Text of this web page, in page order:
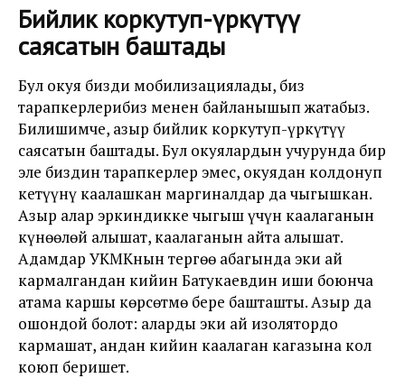
Бийлик коркутуп-үркүтүү
саясатын баштады
Бул окуя бизди мобилизациялады, биз
тарапкерлерибиз менен байланышып жатабыз.
Билишимче, азыр бийлик коркутуп-үркүтүү
саясатын баштады. Бул окуялардын учурунда бир
эле биздин тарапкерлер эмес, окуядан колдонуп
кетүүнү каалашкан маргиналдар да чыгышкан.
Азыр алар эркиндикке чыгыш үчүн каалаганын
күнөөлөй алышат, каалаганын айта алышат.
Адамдар УКМКнын тергөө абагында эки ай
кармалгандан кийин Батукаевдин иши боюнча
атама каршы көрсөтмө бере башташты. Азыр да
ошондой болот: аларды эки ай изолятордо
кармашат, андан кийин каалаган кагазына кол
коюп беришет.